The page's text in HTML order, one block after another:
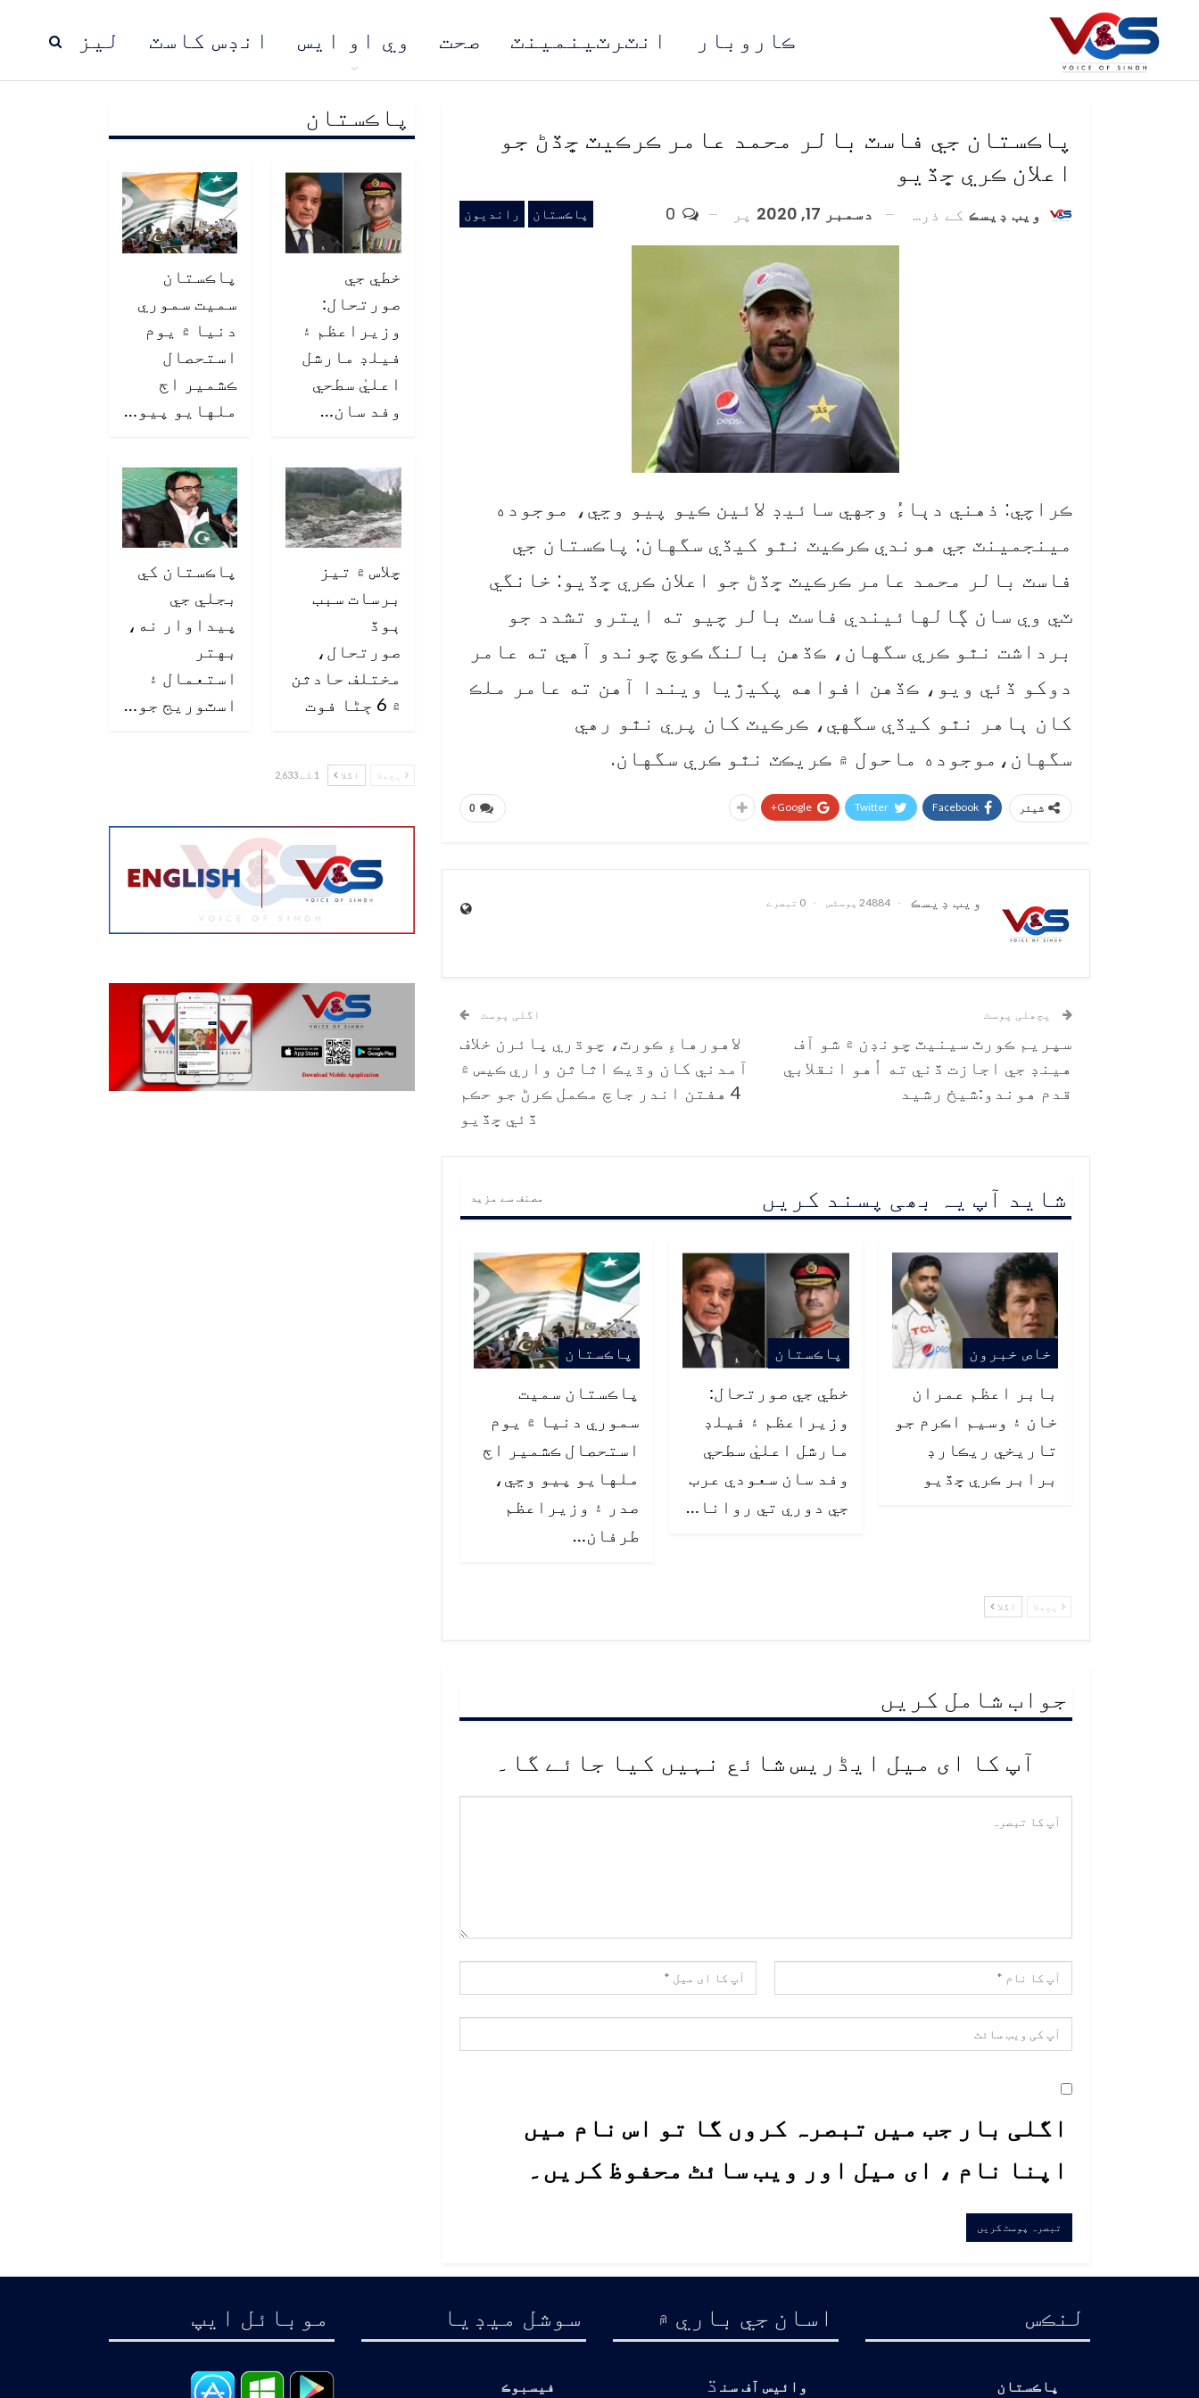
ليز انڊس کاسٽ وي او ايس صحت انٽرٽينمينٽ ڪاروبار
پاڪستان مُنڍ
پاڪستان جي فاسٽ بالر محمد عامر ڪرڪيٽ ڇڏڻ جو
اعلان ڪري ڇڏيو
پاڪستان رانديون ويب ڊيسڪ کے ذریعہ دسمبر 17, 2020 پر
ڪراچي: ذهني دٻاءُ وجهي سائيڊ لائين ڪيو پيو وڃي، موجوده
مينجمينٽ جي هوندي ڪرڪيٽ نٿو کيڏي سگهان: پاڪستان جي
فاسٽ بالر محمد عامر ڪرڪيٽ ڇڏڻ جو اعلان ڪري ڇڏيو: خانگي
ٽي وي سان ڳالهائيندي فاسٽ بالر چيو ته ايترو تشدد جو
برداشت نٿو ڪري سگهان، ڪڏهن بالنگ ڪوچ چوندو آهي ته عامر
دوکو ڏئي ويو، ڪڏهن افواهه پکيڙيا ويندا آهن ته عامر ملڪ
کان ٻاهر نٿو کيڏي سگهي، ڪرڪيٽ کان پري نٿو رهي
سگهان،موجوده ماحول ۾ ڪريڪٽ نٿو ڪري سگهان.
0 شیئر Facebook
Twitter
Google+
ويب ڊيسڪ 24884 پوسٹس 0 تبصرے
پچھلی پوسٹ
سپريم ڪورٽ سينيٽ چونڊن ۾ شو آف
هينڊ جي اجازت ڏني ته اُهو انقلابي
قدم هوندو:شيخ رشيد
اگلی پوسٹ
لاهورهاءِ ڪورٽ، چوڌري ڀائرن خلاف
آمدني کان وڌيڪ اثاثن واري ڪيس ۾
4 هفتن اندر جاچ مڪمل ڪرڻ جو حڪم
ڏئي ڇڏيو
شاید آپ یہ بھی پسند کریں مصنف سے مزید
خاص خبرون
بابر اعظم عمران
خان ۽ وسيم اڪرم جو
تاريخي ريڪارڊ
برابر ڪري ڇڏيو
پاڪستان
خطي جي صورتحال:
وزيراعظم ۽ فيلڊ
مارشل اعليٰ سطحي
وفد سان سعودي عرب
جي دوري تي روانا…
پاڪستان
پاڪستان سميت
سموري دنيا ۾ يوم
استحصال ڪشمير اڄ
ملهايو پيو وڃي،
صدر ۽ وزيراعظم
طرفان…
پچھلا اگلا
جواب شامل کریں
آپ کا ای میل ایڈریس شائع نہیں کیا جائے گا۔
اگلی بار جب میں تبصرہ کروں گا تو اس نام میں
اپنا نام ، ای میل اور ویب سائٹ محفوظ کریں۔
پاڪستان
خطي جي
صورتحال:
وزيراعظم ۽
فيلڊ مارشل
اعليٰ سطحي
وفد سان…
پاڪستان
سميت سموري
دنيا ۾ يوم
استحصال
ڪشمير اڄ
ملهايو پيو…
چلاس ۾ تيز
برسات سبب
ٻوڏ
صورتحال،
مختلف حادثن
۾ 6 ڄڻا فوت
پاڪستان کي
بجلي جي
پيداوار نه،
بهتر
استعمال ۽
اسٽوريج جو…
پچھلا اگلا 1 کے 2,633
لنڪس
پاڪستان
اسان جي باري ۾
وائيس آف سن ڌ
سوشل ميڊيا
فيسبوڪ
موبائل ايپ